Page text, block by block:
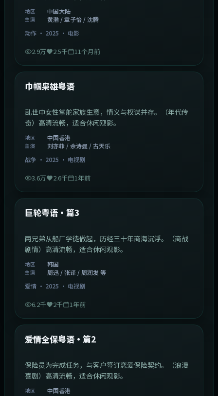
地区 中国大陆
主演
黄渤 / 章子怡 / 沈腾
动作· 2025 · 电影
2.9万 2.5千 11个月前
最新
巾帼枭雄粤语
乱世中女性掌舵家族生意，情义与权谋并存。（年代传
奇）高清流畅，适合休闲观影。
地区 中国香港
主演
刘亦菲 / 佘诗曼 / 古天乐
战争 · 2025 · 电视剧
3.6万 2.6千 1年前
最新
巨轮粤语·篇3
两兄弟从船厂学徒做起，历经三十年商海沉浮。（商战
剧情）高清流畅，适合休闲观影。
地区 韩国
主演
周迅 / 张译 / 周润发 等
爱情· 2025 · 电视剧
6.2千 2千 1年前
最新
爱情全保粤语·篇2
保险员为完成任务，与客户签订恋爱保险契约。（浪漫
喜剧）高清流畅，适合休闲观影。
地区 中国香港